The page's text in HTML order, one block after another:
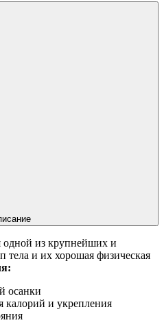
из крупнейших и
и их хорошая физическая
осанки
и укрепления